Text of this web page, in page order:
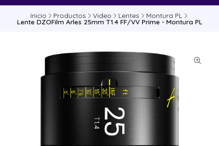
Inicio Productos Video Lentes Montura PL
Lente DZOFilm Arles 25mm T1.4 FF/VV Prime - Montura PL